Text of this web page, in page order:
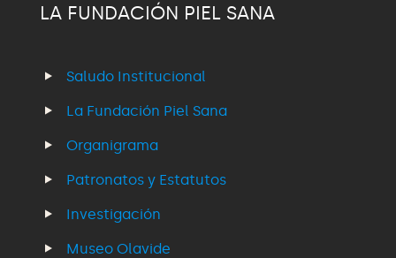
LA FUNDACIÓN PIEL SANA
Saludo Institucional
La Fundación Piel Sana
Organigrama
Patronatos y Estatutos
Investigación
Museo Olavide